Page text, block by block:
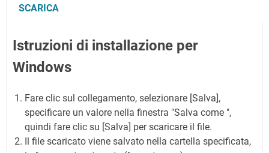
SCARICA
Istruzioni di installazione per
Windows
Fare clic sul collegamento, selezionare [Salva],
specificare un valore nella finestra "Salva come ",
quindi fare clic su [Salva] per scaricare il file.
Il file scaricato viene salvato nella cartella specificata,